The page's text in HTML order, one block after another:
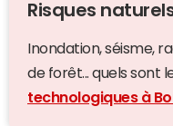
Risques
Inondation, séisme,
de forêt... quels sont
technologiques à